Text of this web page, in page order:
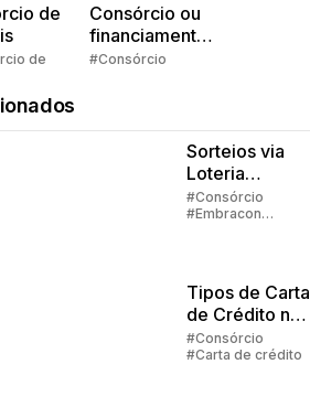
de
de
Consórcio ou
financiamento?
Quem pensa
#Consórcio
Sorteios via
Loteria
Federal:
grupos com
#Consórcio
#Embracon
Tipos de Carta
de Crédito no
Consórcio
#Consórcio
#Carta de crédito